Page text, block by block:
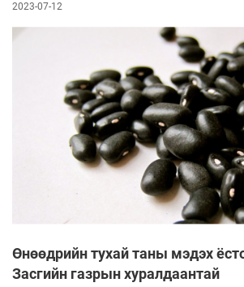
2023-07-12
Өнөөдрийн тухай таны мэдэх
Засгийн газрын хуралдаантай